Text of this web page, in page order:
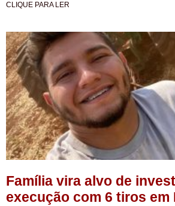
CLIQUE PARA LER
Família vira alvo de
execução com 6 tiros em